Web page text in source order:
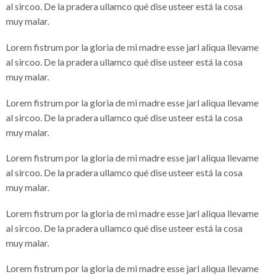
al sircoo. De la pradera ullamco qué dise usteer está la cosa
muy malar.
Lorem fistrum por la gloria de mi madre esse jarl aliqua llevame
al sircoo. De la pradera ullamco qué dise usteer está la cosa
muy malar.
Lorem fistrum por la gloria de mi madre esse jarl aliqua llevame
al sircoo. De la pradera ullamco qué dise usteer está la cosa
muy malar.
Lorem fistrum por la gloria de mi madre esse jarl aliqua llevame
al sircoo. De la pradera ullamco qué dise usteer está la cosa
muy malar.
Lorem fistrum por la gloria de mi madre esse jarl aliqua llevame
al sircoo. De la pradera ullamco qué dise usteer está la cosa
muy malar.
Lorem fistrum por la gloria de mi madre esse jarl aliqua llevame